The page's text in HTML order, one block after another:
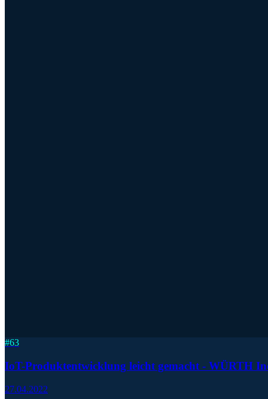
#63
IoT-Produktentwicklung leicht gemacht - WÜRTH
27.04.2022